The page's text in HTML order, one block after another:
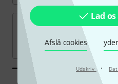
Lad
Afslå cookies
Udskriv ·